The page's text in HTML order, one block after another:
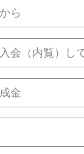
ら
会（内覧）し
金